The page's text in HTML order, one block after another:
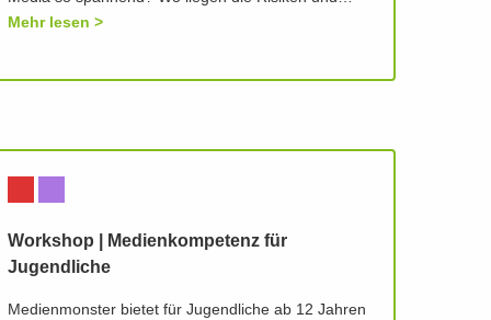
Mehr lesen
Workshop | Medienkompetenz für
Jugendliche
Medienmonster bietet für Jugendliche ab 12 Jahren